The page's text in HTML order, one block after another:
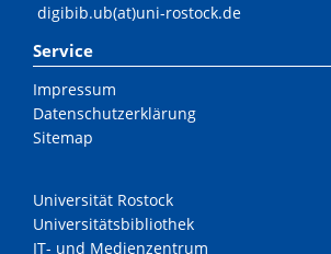
digibib.ub(at)uni-rostock.de
Service
Impressum
Datenschutzerklärung
Sitemap
Universität Rostock
Universitätsbibliothek
IT- und Medienzentrum